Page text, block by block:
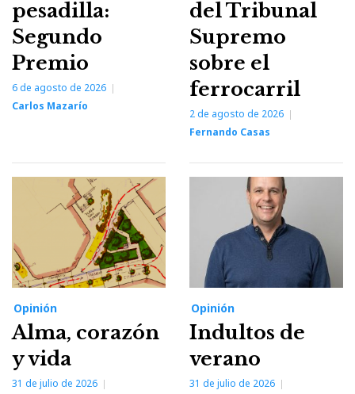
pesadilla:
Segundo
Premio
6 de agosto de 2026
Carlos Mazarío
del Tribunal
Supremo
sobre el
ferrocarril
2 de agosto de 2026
Fernando Casas
Opinión
Alma, corazón
y vida
31 de julio de 2026
Opinión
Indultos de
verano
31 de julio de 2026